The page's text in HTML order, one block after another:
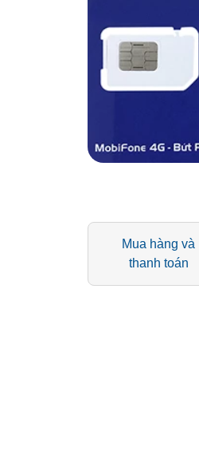
Mua hàng và
thanh toán